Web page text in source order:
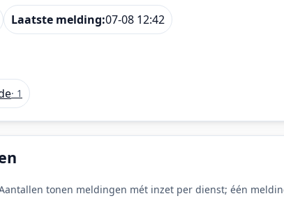
Laatste melding:07-08 12:42
· 1
tonen meldingen mét inzet per dienst; één